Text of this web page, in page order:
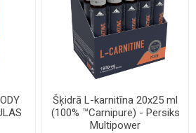
Šķidrā L-karnitīna 20x25 ml
(100% ™Carnipure) - Persiks
Multipower